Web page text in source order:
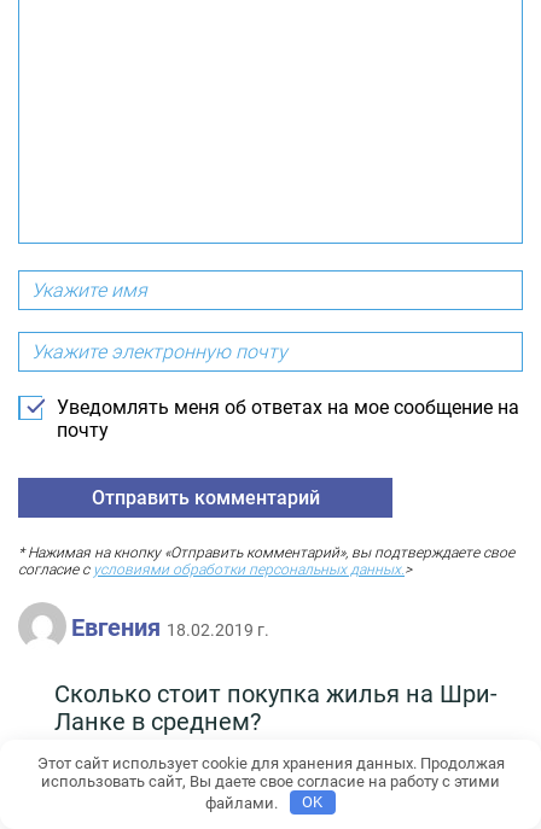
Уведомлять меня об ответах на мое сообщение на
почту
* Нажимая на кнопку «Отправить комментарий», вы подтверждаете свое
согласие с условиями обработки персональных данных. >
Евгения 18.02.2019 г.
Сколько стоит покупка жилья на Шри-
Ланке в среднем?
20.11.2019 г.
Этот сайт использует cookie для хранения данных. Продолжая
использовать сайт, Вы даете свое согласие на работу с этими
файлами.
OK